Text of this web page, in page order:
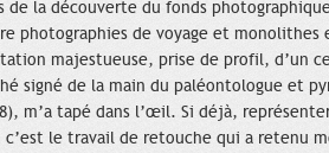
de la découverte du fonds
photographies de voyage et
majestueuse, prise de profil, d’un
signé de la main du paléontologue et
m’a tapé dans l’œil. Si déjà,
c’est le travail de retouche qui a retenu